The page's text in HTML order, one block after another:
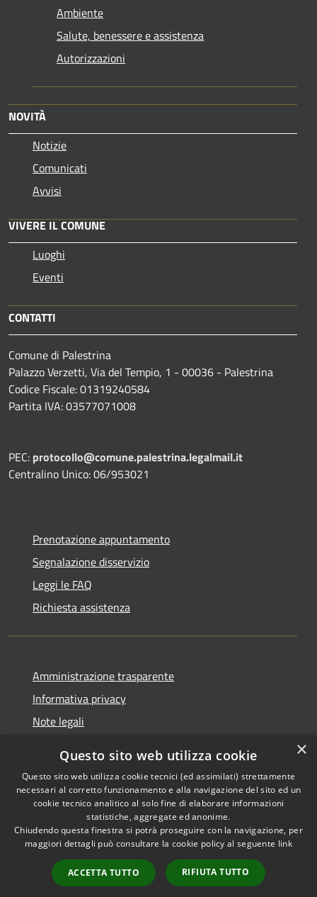
Ambiente
Salute, benessere e assistenza
Autorizzazioni
NOVITÀ
Notizie
Comunicati
Avvisi
VIVERE IL COMUNE
Luoghi
Eventi
CONTATTI
Comune di Palestrina
Palazzo Verzetti, Via del Tempio, 1 - 00036 - Palestrina
Codice Fiscale: 01319240584
Partita IVA: 03577071008
PEC: protocollo@comune.palestrina.legalmail.it
Centralino Unico: 06/953021
Prenotazione appuntamento
Segnalazione disservizio
Leggi le FAQ
Richiesta assistenza
Amministrazione trasparente
Informativa privacy
Note legali
Accessibilità
Privacy
Mappa del sito
Copyright © 2026 • Comune di
Palestrina • Powered by
Municipium•Accesso
redazione
×
Questo sito web utilizza cookie
Questo sito web utilizza cookie tecnici (ed assimilati) strettamente
necessari al corretto funzionamento e alla navigazione del sito ed un
cookie tecnico analitico al solo fine di elaborare informazioni
statistiche, aggregate ed anonime.
Chiudendo questa finestra si potrà proseguire con la navigazione, per
maggiori dettagli può consultare la cookie policy al seguente link
ACCETTA TUTTO RIFIUTA TUTTO